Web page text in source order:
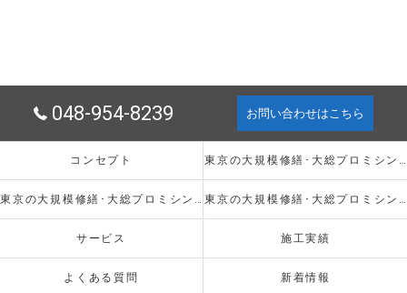
048-954-8239 お問い合わせはこちら
コンセプト 東京の大規模修繕･大総プロミシング株式会社の口コミ情報
東京の大規模修繕･大総プロミシング株式会社の評判 東京の大規模修繕･大総プロミシング株式会社のお客様の声
サービス 施工実績
よくある質問 新着情報